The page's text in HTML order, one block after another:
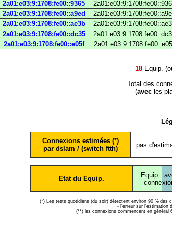
2a01:e03:9:1708:fe00::9365
2a01:e03:9:1708:fe00::a9ed
2a01:e03:9:1708:fe00::ae3b
2a01:e03:9:1708:fe00::dc35
2a01:e03:9:1708:fe00::e05f
18Equip.
Total des
(avecles
Connexions estimées (*)
par dslam / (switch ftth)
pas
Etat du Equip.
Equip.
conne
(*) Les tests quotidiens (du soir) détectent environ 90 % des
- l'erreur sur l'estimation
(**) les connexions commencent en